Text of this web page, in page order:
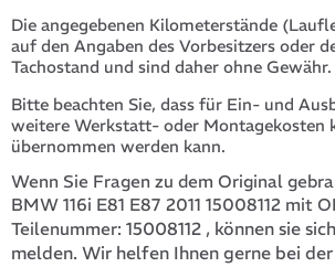
Die angegebenen Kilometerstände
auf den Angaben des Vorbesitzers oder
Tachostand und sind daher ohne Gewähr.
Bitte beachten Sie, dass für Ein- und
weitere Werkstatt- oder Montagekosten
übernommen werden kann.
Wenn Sie Fragen zu dem Original
BMW 116i E81 E87 2011 15008112 mit
Teilenummer: 15008112 , können sie
melden. Wir helfen Ihnen gerne bei